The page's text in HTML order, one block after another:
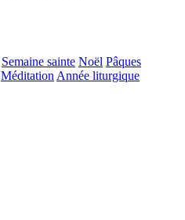
Semaine sainte Noël Pâques
Méditation Année liturgique